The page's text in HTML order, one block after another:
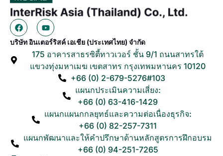
บริษัท อินเตอร์ริสค์ เอเชีย (ประเทศไทย) จำกัด
175 อาคารสาธรซิตี้ทาวเวอร์ ชั้น 9/1 ถนนสาทรใต้
แขวงทุ่งมหาเมฆ เขตสาทร กรุงเทพมหานคร 10120
+66 (0) 2-679-5276#103
แผนกประเมินความเสี่ยง:
+66 (0) 63-416-1429
แผนกแผนกกลยุทธ์และความต่อเนื่องธุรกิจ:
+66 (0) 82-257-7311
แผนกพัฒนาและให้คำปรึกษาด้านหลักสูตรการฝึกอบรม
+66 (0) 94-251-7265